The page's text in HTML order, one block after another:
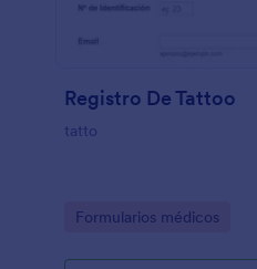
Registro De Tattoo
tatto
Go to Category:
Formularios médicos